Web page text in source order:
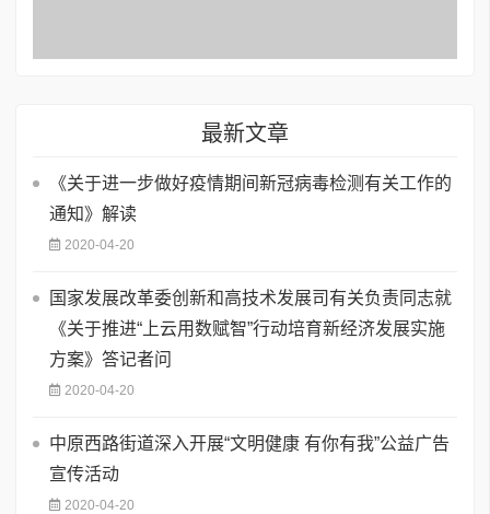
最新文章
《关于进一步做好疫情期间新冠病毒检测有关工作的
通知》解读
2020-04-20
国家发展改革委创新和高技术发展司有关负责同志就
《关于推进“上云用数赋智”行动培育新经济发展实施
方案》答记者问
2020-04-20
中原西路街道深入开展“文明健康 有你有我”公益广告
宣传活动
2020-04-20